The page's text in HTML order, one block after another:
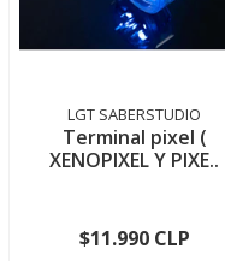
LGT SABERSTUDIO
Terminal pixel (
XENOPIXEL Y PIXE..
$11.990 CLP